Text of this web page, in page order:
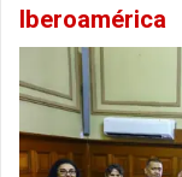
Iberoamérica